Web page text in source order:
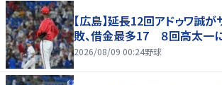
【広島】延長12回アドゥワ誠
敗、借金最多17 ８回高太一
2026/08/09 00:24野球